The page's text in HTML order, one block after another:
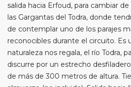
salida hacia Erfoud, para cambiar
las Gargantas del Todra, donde
de contemplar uno de los parajes
reconocibles durante el circuito. Es
naturaleza nos regala, el río Todra,
discurre por un estrecho
de más de 300 metros de altura.